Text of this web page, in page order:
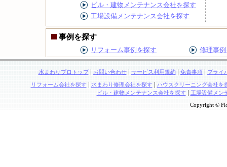
ビル・建物メンテナンス会社を探す
工場設備メンテナンス会社を探す
事例を探す
リフォーム事例を探す 修理事
水まわりプロトップ| お問い合わせ| サービス利用規約| 免責事項| プライ
リフォーム会社を探す | 水まわり修理会社を探す | ハウスクリーニング会社を
ビル・建物メンテナンス会社を探す| 工場設備メン
Copyright ©